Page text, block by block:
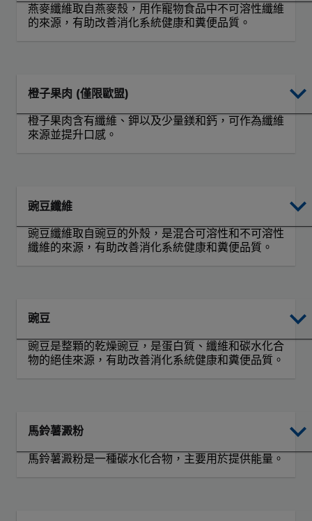
燕麥纖維取自燕麥殼，用作寵物食品中不可溶性纖維
的來源，有助改善消化系統健康和糞便品質。
橙子果肉 (僅限歐盟)
橙子果肉含有纖維、鉀以及少量鎂和鈣，可作為纖維
來源並提升口感。
豌豆纖維
豌豆纖維取自豌豆的外殼，是混合可溶性和不可溶性
纖維的來源，有助改善消化系統健康和糞便品質。
豌豆
豌豆是整顆的乾燥豌豆，是蛋白質、纖維和碳水化合
物的絕佳來源，有助改善消化系統健康和糞便品質。
馬鈴薯澱粉
馬鈴薯澱粉是一種碳水化合物，主要用於提供能量。